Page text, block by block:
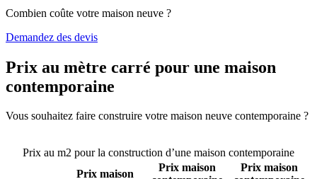
Combien coûte votre maison neuve ?
Demandez des devis
Prix au mètre carré pour une maison
contemporaine
Vous souhaitez faire construire votre maison neuve contemporaine ?
Prix au m2 pour la construction d’une maison contemporaine
Prix maison
Prix maison
Prix maison